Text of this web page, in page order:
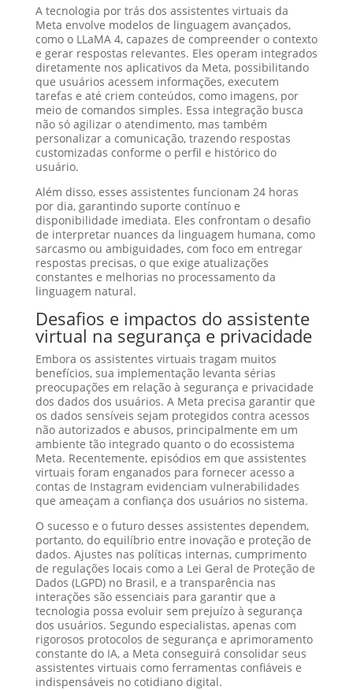
A tecnologia por trás dos assistentes virtuais da
Meta envolve modelos de linguagem avançados,
como o LLaMA 4, capazes de compreender o contexto
e gerar respostas relevantes. Eles operam integrados
diretamente nos aplicativos da Meta, possibilitando
que usuários acessem informações, executem
tarefas e até criem conteúdos, como imagens, por
meio de comandos simples. Essa integração busca
não só agilizar o atendimento, mas também
personalizar a comunicação, trazendo respostas
customizadas conforme o perfil e histórico do
usuário.
Além disso, esses assistentes funcionam 24 horas
por dia, garantindo suporte contínuo e
disponibilidade imediata. Eles confrontam o desafio
de interpretar nuances da linguagem humana, como
sarcasmo ou ambiguidades, com foco em entregar
respostas precisas, o que exige atualizações
constantes e melhorias no processamento da
linguagem natural.
Desafios e impactos do assistente
virtual na segurança e privacidade
Embora os assistentes virtuais tragam muitos
benefícios, sua implementação levanta sérias
preocupações em relação à segurança e privacidade
dos dados dos usuários. A Meta precisa garantir que
os dados sensíveis sejam protegidos contra acessos
não autorizados e abusos, principalmente em um
ambiente tão integrado quanto o do ecossistema
Meta. Recentemente, episódios em que assistentes
virtuais foram enganados para fornecer acesso a
contas de Instagram evidenciam vulnerabilidades
que ameaçam a confiança dos usuários no sistema.
O sucesso e o futuro desses assistentes dependem,
portanto, do equilíbrio entre inovação e proteção de
dados. Ajustes nas políticas internas, cumprimento
de regulações locais como a Lei Geral de Proteção de
Dados (LGPD) no Brasil, e a transparência nas
interações são essenciais para garantir que a
tecnologia possa evoluir sem prejuízo à segurança
dos usuários. Segundo especialistas, apenas com
rigorosos protocolos de segurança e aprimoramento
constante do IA, a Meta conseguirá consolidar seus
assistentes virtuais como ferramentas confiáveis e
indispensáveis no cotidiano digital.